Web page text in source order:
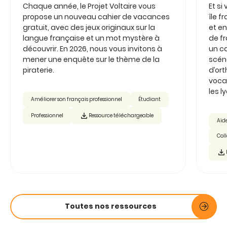
Chaque année, le Projet Voltaire vous
propose un nouveau cahier de vacances
gratuit, avec des jeux originaux sur la
langue française et un mot mystère à
découvrir. En 2026, nous vous invitons à
mener une enquête sur le thème de la
piraterie.
Améliorer son français professionnel Étudiant
Professionnel Ressource téléchargeable
Et si
île
et
de
un
les
Toutes nos ressources